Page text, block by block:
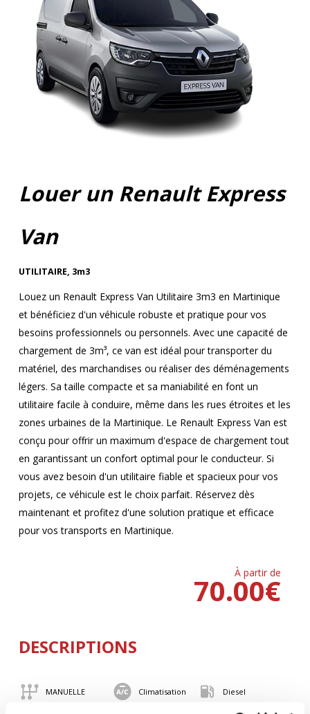
Louer un Renault Express
Van
UTILITAIRE, 3m3
Louez un Renault Express Van Utilitaire 3m3 en Martinique
et bénéficiez d'un véhicule robuste et pratique pour vos
besoins professionnels ou personnels. Avec une capacité de
chargement de 3m³, ce van est idéal pour transporter du
matériel, des marchandises ou réaliser des déménagements
légers. Sa taille compacte et sa maniabilité en font un
utilitaire facile à conduire, même dans les rues étroites et les
zones urbaines de la Martinique. Le Renault Express Van est
conçu pour offrir un maximum d'espace de chargement tout
en garantissant un confort optimal pour le conducteur. Si
vous avez besoin d'un utilitaire fiable et spacieux pour vos
projets, ce véhicule est le choix parfait. Réservez dès
maintenant et profitez d'une solution pratique et efficace
pour vos transports en Martinique.
À partir de
€
70.00
DESCRIPTIONS
MANUELLE Climatisation Diesel